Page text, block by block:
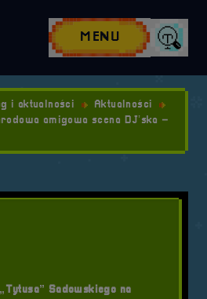
do nawigacji
do treści
do stopki
MENU
i aktualności
Aktualności
amigowa scena DJ’ska –
Sadowskiego na